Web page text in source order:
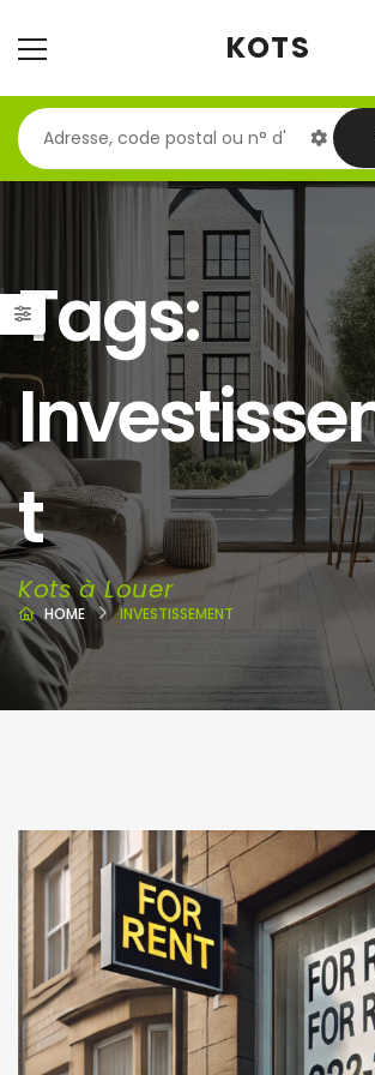
KOTS
Tags:
t
Kots à Louer
HOME INVESTISSEMENT